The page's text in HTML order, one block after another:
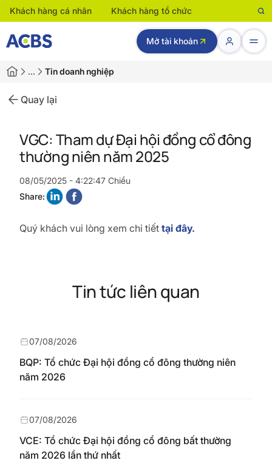
Khách hàng cá nhân Khách hàng tổ chức
Mở tài khoản
… Tin doanh nghiệp
Quay lại
VGC: Tham dự Đại hội đồng cổ đông
thường niên năm 2025
08/05/2025 - 4:22:47 Chiều
Share:
Quý khách vui lòng xem chi tiết tại đây.
Tin tức liên quan
BQP: Tổ chức Đại hội đồng cổ đông thường niên
năm 2026
07/08/2026
VCE: Tổ chức Đại hội đồng cổ đông bất thường
năm 2026 lần thứ nhất
07/08/2026